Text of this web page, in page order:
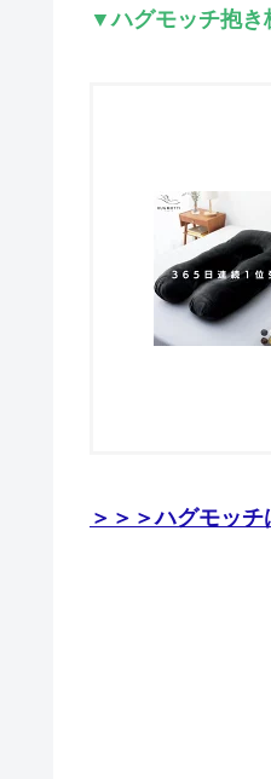
▼ハグモッチ抱き
＞＞＞ハグモッ